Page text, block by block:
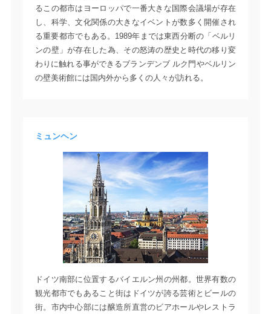
るこの都市はヨーロッパで一番大きな国際会議場が存在
し、科学、文化関係の大きなイベントが数多く開催され
る重要都市でもある。1989年までは東西分断の「ベルリ
ンの壁」が存在した為、その怒涛の歴史と時代の移り変
わりに触れる事ができるブランデンブ ルク門やベルリン
の壁美術館には国内外から多くの人々が訪れる。
ミュンヘン
ドイツ南部に位置するバイエルン州の州都。世界有数の
観光都市でもあること街はドイツが誇る芸術とビールの
街。市内中心部には醸造所直営のビアホールやレストラ